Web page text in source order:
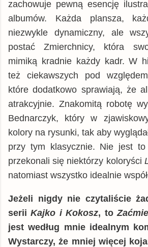
zachowuje pewną esencję
albumów. Każda plansza,
niezwykle dynamiczny, ale
postać Zmierchnicy, która
mimiką kradnie każdy kadr. W
też ciekawszych pod
które dodatkowo sprawiają, że
atrakcyjnie. Znakomitą robotę
Bednarczyk, który w
kolory na rysunki, tak aby
przy tym klasycznie. Nie jest to
przekonali się niektórzy koloryści
natomiast wszystko idealnie
Jeżeli nigdy nie czytaliście
seriiKajko i Kokosz, to
jest według mnie idealnym
Wystarczy, że mniej więcej